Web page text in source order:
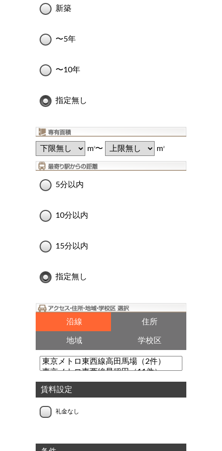
新築
〜5年
〜10年
指定無し
m2〜 m2
5分以内
10分以内
15分以内
指定無し
沿線 住所
地域 学校区
賃料設定
礼金なし